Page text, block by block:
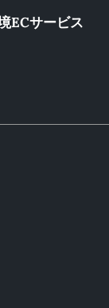
ECサービス